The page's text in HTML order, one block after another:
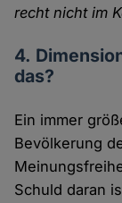
recht nicht im
4.
das?
Ein immer
Bevölkerung
Schuld daran